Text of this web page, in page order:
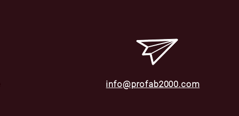
info@profab2000.com